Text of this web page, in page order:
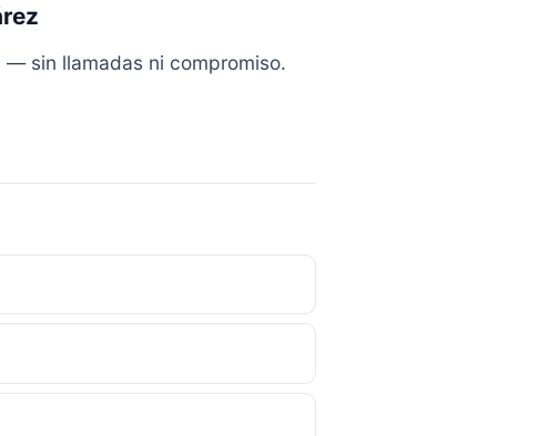
sin llamadas ni compromiso.